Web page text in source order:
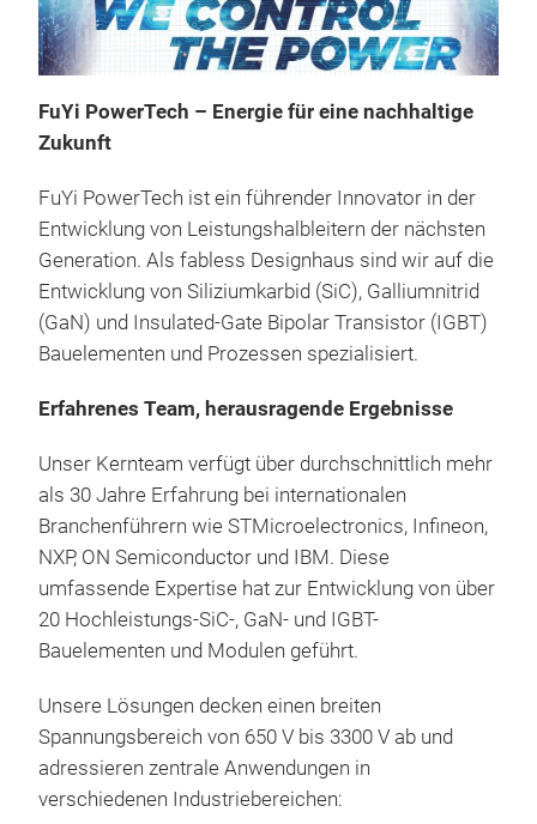
FuYi PowerTech – Energie für eine nachhaltige
Zukunft
FuYi PowerTech ist ein führender Innovator in der
Entwicklung von Leistungshalbleitern der nächsten
Generation. Als fabless Designhaus sind wir auf die
Entwicklung von Siliziumkarbid (SiC), Galliumnitrid
(GaN) und Insulated-Gate Bipolar Transistor (IGBT)
Bauelementen und Prozessen spezialisiert.
Erfahrenes Team, herausragende Ergebnisse
Unser Kernteam verfügt über durchschnittlich mehr
als 30 Jahre Erfahrung bei internationalen
Branchenführern wie STMicroelectronics, Infineon,
NXP, ON Semiconductor und IBM. Diese
umfassende Expertise hat zur Entwicklung von über
20 Hochleistungs-SiC-, GaN- und IGBT-
Bauelementen und Modulen geführt.
Unsere Lösungen decken einen breiten
Spannungsbereich von 650 V bis 3300 V ab und
adressieren zentrale Anwendungen in
verschiedenen Industriebereichen: